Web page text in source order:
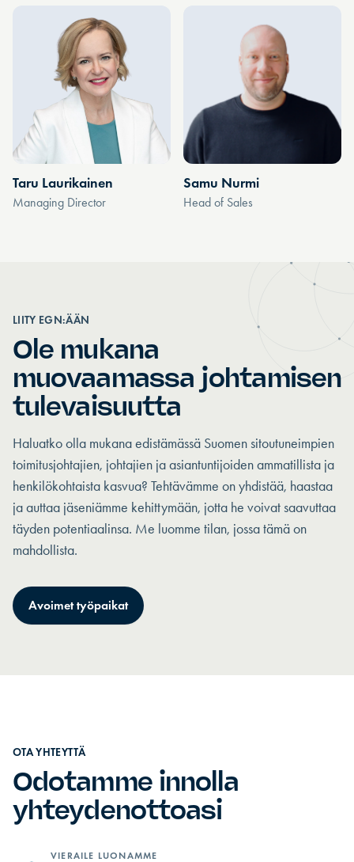
Taru Laurikainen
Managing Director
Samu Nurmi
Head of Sales
LIITY EGN:ÄÄN
Ole mukana
muovaamassa johtamisen
tulevaisuutta
Haluatko olla mukana edistämässä Suomen sitoutuneimpien
toimitusjohtajien, johtajien ja asiantuntijoiden ammatillista ja
henkilökohtaista kasvua? Tehtävämme on yhdistää, haastaa
ja auttaa jäseniämme kehittymään, jotta he voivat saavuttaa
täyden potentiaalinsa. Me luomme tilan, jossa tämä on
mahdollista.
Avoimet työpaikat
OTA YHTEYTTÄ
Odotamme innolla
yhteydenottoasi
VIERAILE LUONAMME